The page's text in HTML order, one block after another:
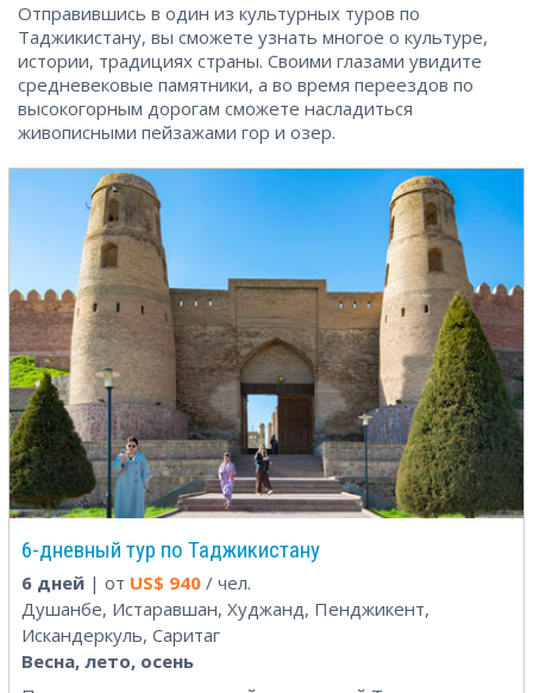
Отправившись в один из культурных туров по
Таджикистану, вы сможете узнать многое о культуре,
истории, традициях страны. Своими глазами увидите
средневековые памятники, а во время переездов по
высокогорным дорогам сможете насладиться
живописными пейзажами гор и озер.
6-дневный тур по Таджикистану
6 дней | от US$ 940 / чел.
Душанбе, Истаравшан, Худжанд, Пенджикент,
Искандеркуль, Саритаг
Весна, лето, осень